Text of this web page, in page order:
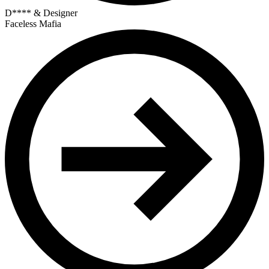
D**** & Designer
Faceless Mafia